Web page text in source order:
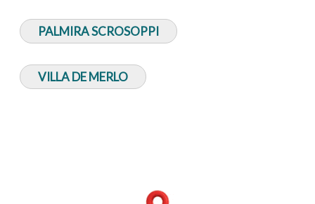
PALMIRA SCROSOPPI
VILLA DE MERLO